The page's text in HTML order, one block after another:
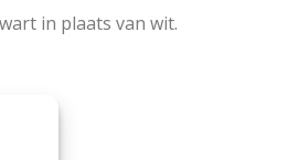
in plaats van wit.